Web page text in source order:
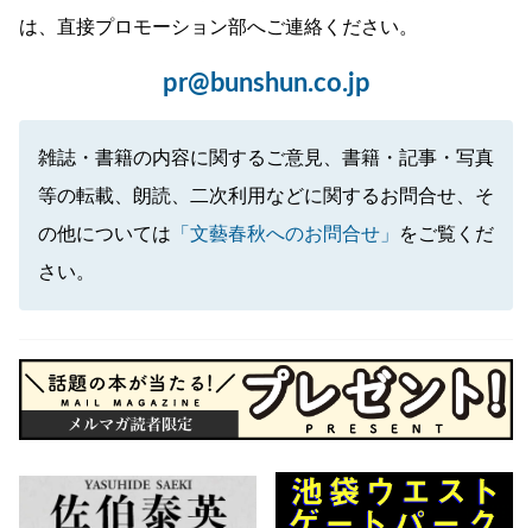
は、直接プロモーション部へご連絡ください。
pr@bunshun.co.jp
雑誌・書籍の内容に関するご意見、書籍・記事・写真
等の転載、朗読、二次利用などに関するお問合せ、そ
の他については 「文藝春秋へのお問合せ」
をご覧くだ
さい。